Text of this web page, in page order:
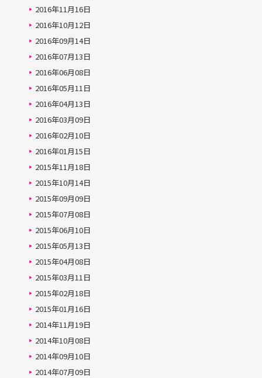
2016年11月16日
2016年10月12日
2016年09月14日
2016年07月13日
2016年06月08日
2016年05月11日
2016年04月13日
2016年03月09日
2016年02月10日
2016年01月15日
2015年11月18日
2015年10月14日
2015年09月09日
2015年07月08日
2015年06月10日
2015年05月13日
2015年04月08日
2015年03月11日
2015年02月18日
2015年01月16日
2014年11月19日
2014年10月08日
2014年09月10日
2014年07月09日